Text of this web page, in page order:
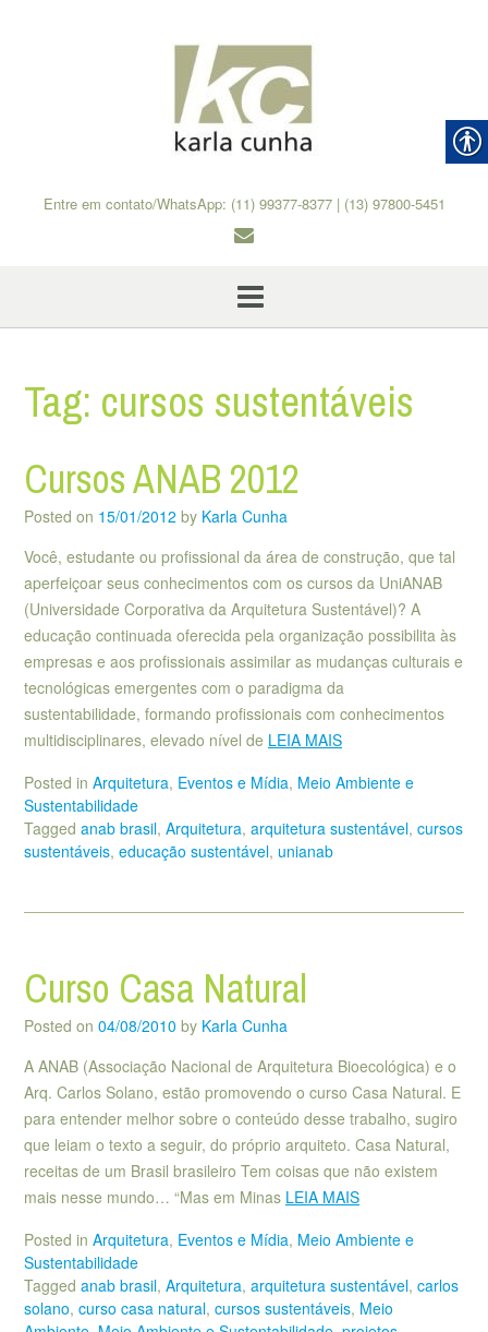
Entre em contato/WhatsApp: (11) 99377-8377 | (13) 97800-5451
Tag: cursos sustentáveis
Cursos ANAB 2012
Posted on 15/01/2012 by Karla Cunha
Você, estudante ou profissional da área de construção, que tal
aperfeiçoar seus conhecimentos com os cursos da UniANAB
(Universidade Corporativa da Arquitetura Sustentável)? A
educação continuada oferecida pela organização possibilita às
empresas e aos profissionais assimilar as mudanças culturais e
tecnológicas emergentes com o paradigma da
sustentabilidade, formando profissionais com conhecimentos
multidisciplinares, elevado nível de LEIA MAIS
Posted in Arquitetura, Eventos e Mídia, Meio Ambiente e
Sustentabilidade
Tagged anab brasil, Arquitetura, arquitetura sustentável, cursos
sustentáveis, educação sustentável, unianab
Curso Casa Natural
Posted on 04/08/2010 by Karla Cunha
A ANAB (Associação Nacional de Arquitetura Bioecológica) e o
Arq. Carlos Solano, estão promovendo o curso Casa Natural. E
para entender melhor sobre o conteúdo desse trabalho, sugiro
que leiam o texto a seguir, do próprio arquiteto. Casa Natural,
receitas de um Brasil brasileiro Tem coisas que não existem
mais nesse mundo… “Mas em Minas LEIA MAIS
Posted in Arquitetura, Eventos e Mídia, Meio Ambiente e
Sustentabilidade
Tagged anab brasil, Arquitetura, arquitetura sustentável, carlos
solano, curso casa natural, cursos sustentáveis, Meio